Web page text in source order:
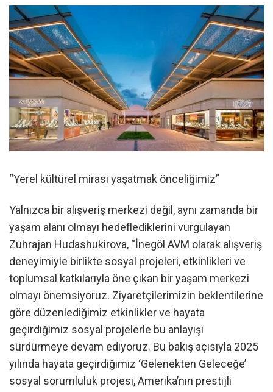
“Yerel kültürel mirası yaşatmak önceliğimiz”
Yalnızca bir alışveriş merkezi değil, aynı zamanda bir
yaşam alanı olmayı hedeflediklerini vurgulayan
Zuhrajan Hudashukirova, “İnegöl AVM olarak alışveriş
deneyimiyle birlikte sosyal projeleri, etkinlikleri ve
toplumsal katkılarıyla öne çıkan bir yaşam merkezi
olmayı önemsiyoruz. Ziyaretçilerimizin beklentilerine
göre düzenlediğimiz etkinlikler ve hayata
geçirdiğimiz sosyal projelerle bu anlayışı
sürdürmeye devam ediyoruz. Bu bakış açısıyla 2025
yılında hayata geçirdiğimiz ‘Gelenekten Geleceğe’
sosyal sorumluluk projesi, Amerika’nın prestijli